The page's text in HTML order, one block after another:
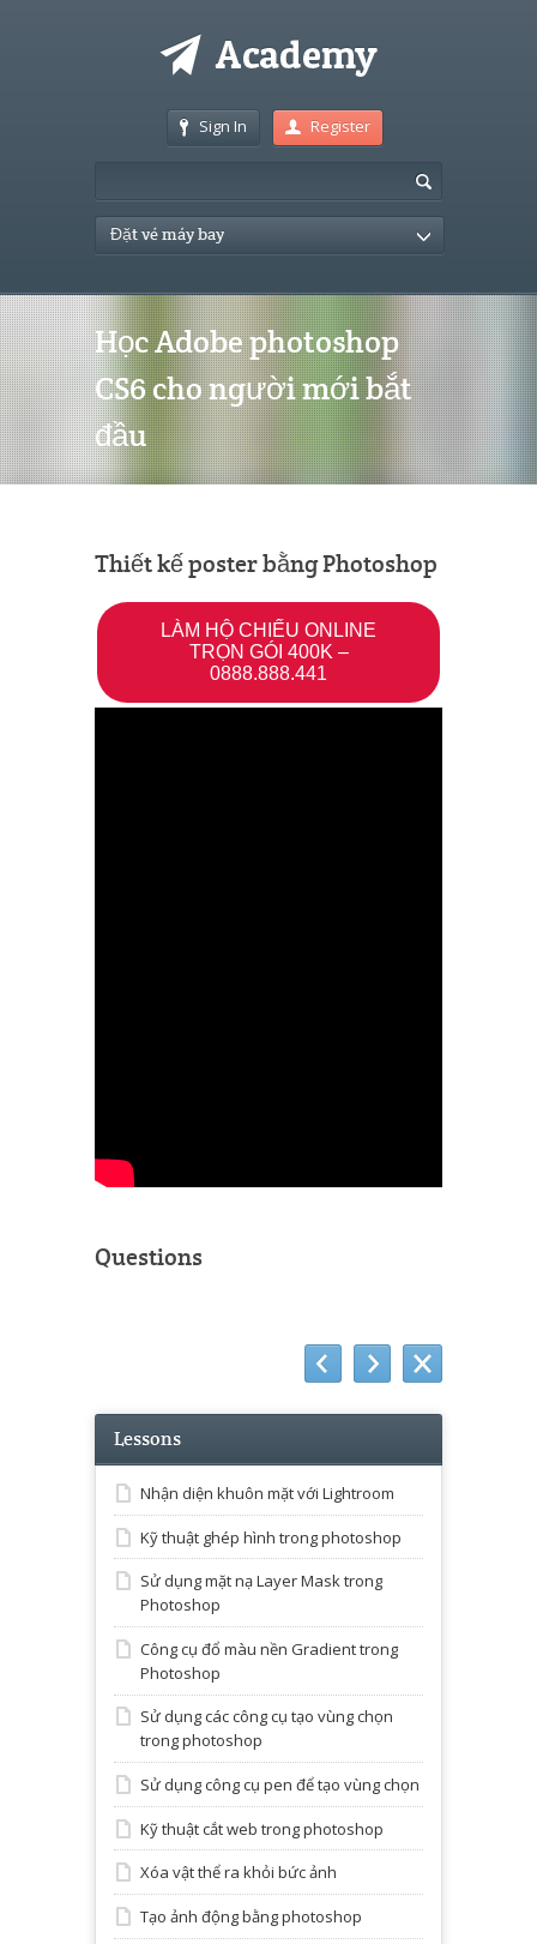
Sign In Register
Đặt vé máy bay
Học Adobe photoshop
CS6 cho người mới bắt
đầu
Thiết kế poster bằng Photoshop
LÀM HỘ CHIẾU ONLINE
TRỌN GÓI 400K –
0888.888.441
Questions
Lessons
Nhận diện khuôn mặt với Lightroom
Kỹ thuật ghép hình trong photoshop
Sử dụng mặt nạ Layer Mask trong
Photoshop
Công cụ đổ màu nền Gradient trong
Photoshop
Sử dụng các công cụ tạo vùng chọn
trong photoshop
Sử dụng công cụ pen để tạo vùng chọn
Kỹ thuật cắt web trong photoshop
Xóa vật thể ra khỏi bức ảnh
Tạo ảnh động bằng photoshop